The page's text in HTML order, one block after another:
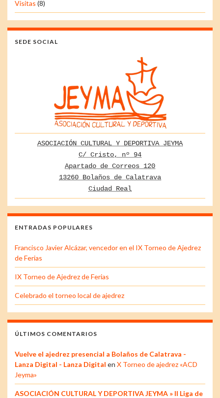
Visitas (8)
SEDE SOCIAL
ASOCIACIÓN CULTURAL Y DEPORTIVA JEYMA
C/ Cristo, nº 94
Apartado de Correos 120
13260 Bolaños de Calatrava
Ciudad Real
ENTRADAS POPULARES
Francisco Javier Alcázar, vencedor en el IX Torneo de Ajedrez
de Ferias
IX Torneo de Ajedrez de Ferias
Celebrado el torneo local de ajedrez
ÚLTIMOS COMENTARIOS
Vuelve el ajedrez presencial a Bolaños de Calatrava -
Lanza Digital - Lanza Digital en X Torneo de ajedrez «ACD
Jeyma»
ASOCIACIÓN CULTURAL Y DEPORTIVA JEYMA » II Liga de